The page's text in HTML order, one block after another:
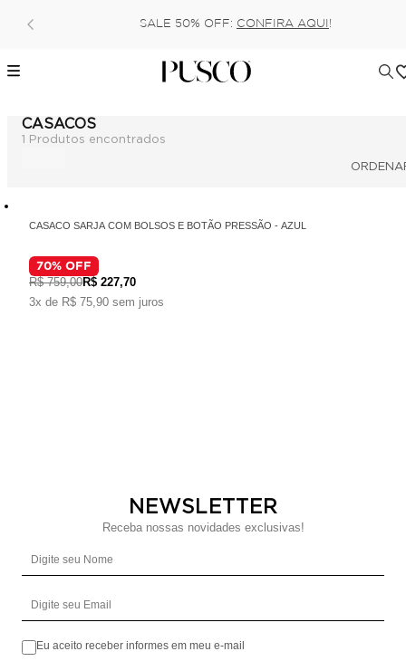
SALE 50% OFF: CONFIRA AQUI !
CASACOS
1 Produtos encontrados
CASACO SARJA COM BOLSOS E BOTÃO PRESSÃO - AZUL
R$ 759,00R$ 227,70
70% OFF
3x de R$ 75,90 sem juros
NEWSLETTER
Receba nossas novidades exclusivas!
Eu aceito receber informes em meu e-mail